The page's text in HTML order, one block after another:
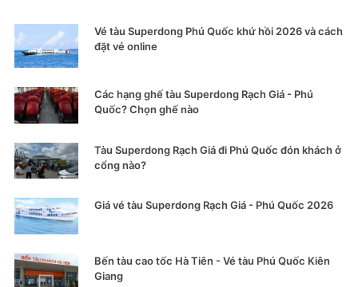
Vé tàu Superdong Phú Quốc khứ hồi 2026 và cách
đặt vé online
Các hạng ghế tàu Superdong Rạch Giá - Phú
Quốc? Chọn ghế nào
Tàu Superdong Rạch Giá đi Phú Quốc đón khách ở
cổng nào?
Giá vé tàu Superdong Rạch Giá - Phú Quốc 2026
Bến tàu cao tốc Hà Tiên - Vé tàu Phú Quốc Kiên
Giang